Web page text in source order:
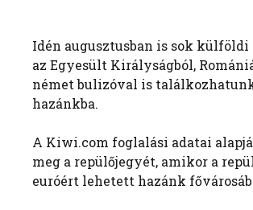
Idén augusztusban is sok
az Egyesült Királyságból,
német bulizóval is
hazánkba.
A Kiwi.com foglalási adatai
meg a repülőjegyét, amikor a
euróért lehetett hazánk